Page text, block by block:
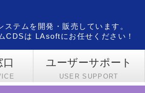
テムを開発・販売しています。
CDSは LAsoftにお任せください！
口 ユーザーサポート
USER SUPPORT